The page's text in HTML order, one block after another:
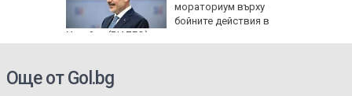
мораториум върху
бойните действия в
Украйна (ВИДЕО)
Още от Gol.bg